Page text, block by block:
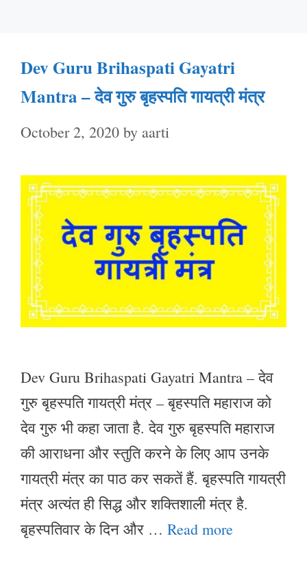
Dev Guru Brihaspati Gayatri
Mantra – देव गुरु बृहस्पति गायत्री मंत्र
October 2, 2020 by aarti
Dev Guru Brihaspati Gayatri Mantra – देव
गुरु बृहस्पति गायत्री मंत्र – बृहस्पति महाराज को
देव गुरु भी कहा जाता है. देव गुरु बृहस्पति महाराज
की आराधना और स्तुति करने के लिए आप उनके
गायत्री मंत्र का पाठ कर सकतें हैं. बृहस्पति गायत्री
मंत्र अत्यंत ही सिद्ध और शक्तिशाली मंत्र है.
बृहस्पतिवार के दिन और … Read more